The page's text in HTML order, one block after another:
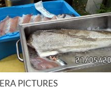
PICTURES